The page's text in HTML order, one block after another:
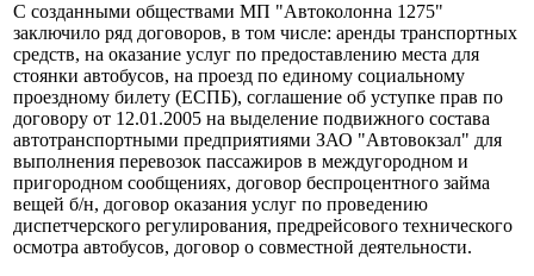
С созданными обществами МП "Автоколонна 1275"
заключило ряд договоров, в том числе: аренды транспортных
средств, на оказание услуг по предоставлению места для
стоянки автобусов, на проезд по единому социальному
проездному билету (ЕСПБ), соглашение об уступке прав по
договору от 12.01.2005 на выделение подвижного состава
автотранспортными предприятиями ЗАО "Автовокзал" для
выполнения перевозок пассажиров в междугородном и
пригородном сообщениях, договор беспроцентного займа
вещей б/н, договор оказания услуг по проведению
диспетчерского регулирования, предрейсового технического
осмотра автобусов, договор о совместной деятельности.